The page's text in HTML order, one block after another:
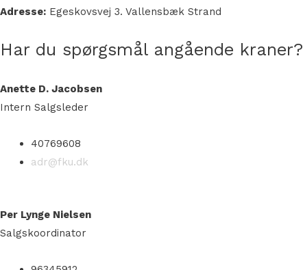
Adresse: Egeskovsvej 3. Vallensbæk Strand
Har du spørgsmål angående kraner?
Anette D. Jacobsen
Intern Salgsleder
40769608
adr@fku.dk
Per Lynge Nielsen
Salgskoordinator